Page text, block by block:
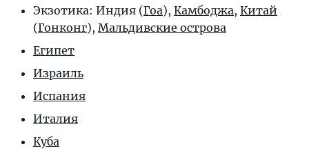
Экзотика: Индия (Гоа), Камбоджа, Китай
(Гонконг), Мальдивские острова
Египет
Израиль
Испания
Италия
Куба